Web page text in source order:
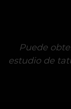
Puede
estudio de